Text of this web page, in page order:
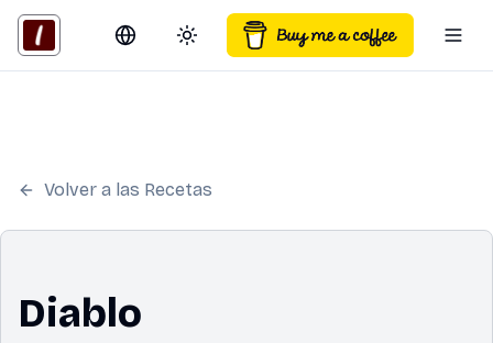
Switch language
Toggle theme
Volver a las Recetas
Diablo